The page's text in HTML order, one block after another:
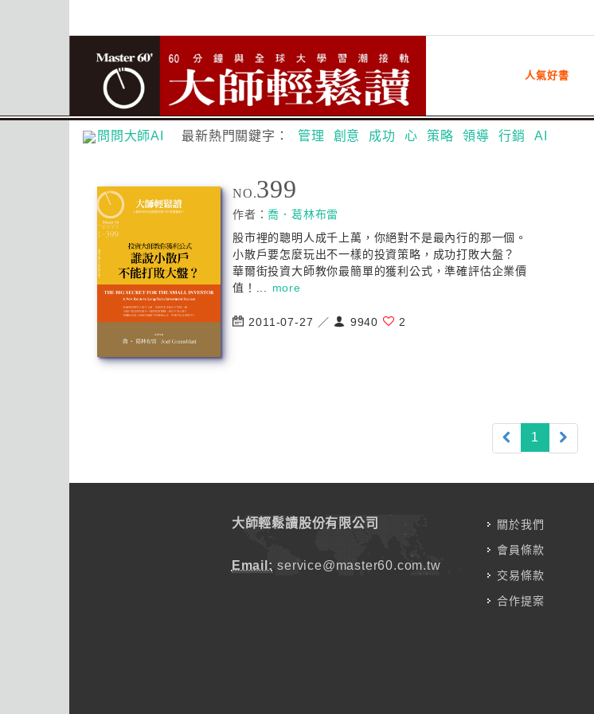
人氣好書
問問大師AI 最新熱門關鍵字： 管理 創意 成功 心 策略 領導 行銷 AI
NO.399
作者：喬．葛林布雷
股市裡的聰明人成千上萬，你絕對不是最內行的那一個。
小散戶要怎麼玩出不一樣的投資策略，成功打敗大盤？
華爾街投資大師教你最簡單的獲利公式，準確評估企業價
值！... more
2011-07-27 ／ 9940 2
1 (current)
大師輕鬆讀股份有限公司
Email: service@master60.com.tw
關於我們
會員條款
交易條款
合作提案